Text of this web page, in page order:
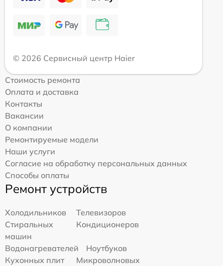
© 2026 Сервисный центр Haier
Стоимость ремонта
Оплата и доставка
Контакты
Вакансии
О компании
Ремонтируемые модели
Наши услуги
Согласие на обработку персональных данных
Способы оплаты
Ремонт устройств
Холодильников
Телевизоров
Стиральных
машин
Кондиционеров
Водонагревателей
Ноутбуков
Кухонных плит
Микроволновых